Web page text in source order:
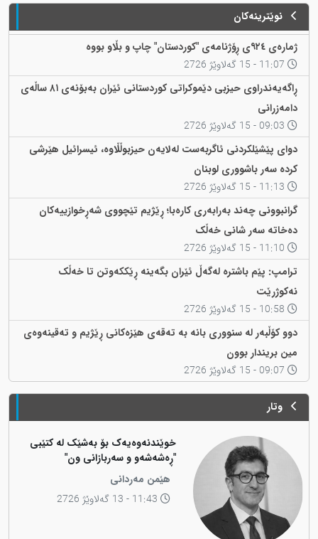
نوێترینەکان
ژمارەی ٩٢٤ی ڕۆژنامەی "کوردستان" چاپ و بڵاو بووە
ڕاگەیەندراوی حیزبی دێموکراتی کوردستانی ئێران بەبۆنەی ٨١ ساڵەی
دامەزرانی
دوای پێشێلکردنی ئاگربەست لەلایەن حیزبوڵڵاوە، ئیسرائیل هێرشی
کردە سەر باشووری لوبنان
گرانبوونی چەند بەرابەری کارەبا؛ ڕێژیم تێچووی شەڕخوازییەکان
دەخاتە سەر شانی خەڵک
ترامپ: پێم باشترە لەگەڵ ئێران بگەینە ڕێککەوتن تا خەڵک
نەکوژرێت
دوو کۆڵبەر لە سنووری بانە بە تەقەی هێزەکانی ڕێژیم و تەقینەوەی
مین بریندار بوون
وتار
خوێندنەوەیەک بۆ بەشێک لە کتێبی
"ڕەشەشەو و سەربازانی ون"
هێمن مەردانی